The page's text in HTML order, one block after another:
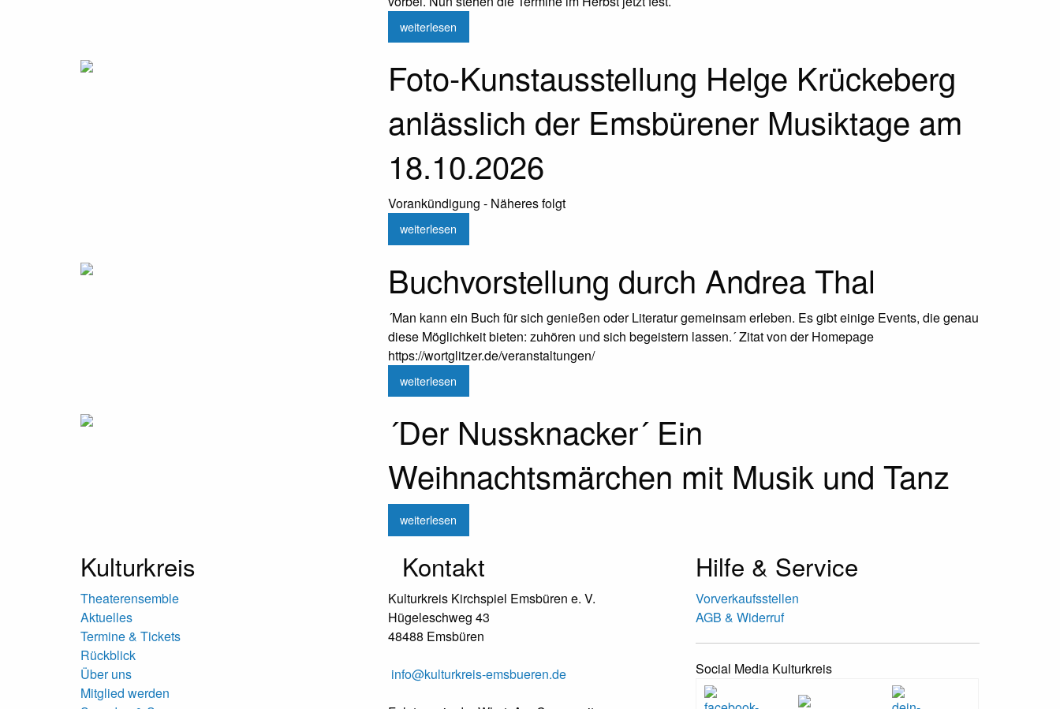
weiterlesen
Foto-Kunstausstellung Helge Krückeberg
anlässlich der Emsbürener Musiktage am
18.10.2026
Vorankündigung - Näheres folgt
weiterlesen
Buchvorstellung durch Andrea Thal
´Man kann ein Buch für sich genießen oder Literatur gemeinsam erleben. Es gibt einige Events, die genau
diese Möglichkeit bieten: zuhören und sich begeistern lassen.´ Zitat von der Homepage
https://wortglitzer.de/veranstaltungen/
weiterlesen
´Der Nussknacker´ Ein
Weihnachtsmärchen mit Musik und Tanz
weiterlesen
Kulturkreis
Theaterensemble
Aktuelles
Termine & Tickets
Rückblick
Über uns
Mitglied werden
Kontakt
Kulturkreis Kirchspiel Emsbüren e. V.
Hügeleschweg 43
48488 Emsbüren
info@kulturkreis-emsbueren.de
Hilfe & Service
Vorverkaufsstellen
AGB & Widerruf
Social Media Kulturkreis